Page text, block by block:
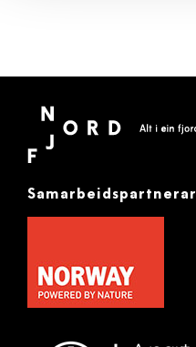
Samarbeidspartnerar